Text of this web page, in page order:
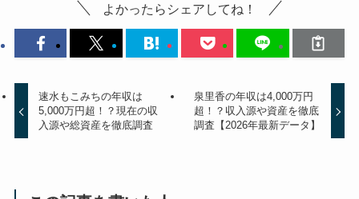
よかったらシェアしてね！
速水もこみちの年収は
5,000万円超！？現在の収
入源や総資産を徹底調査
泉里香の年収は4,000万円
超！？収入源や資産を徹底
調査【2026年最新データ】